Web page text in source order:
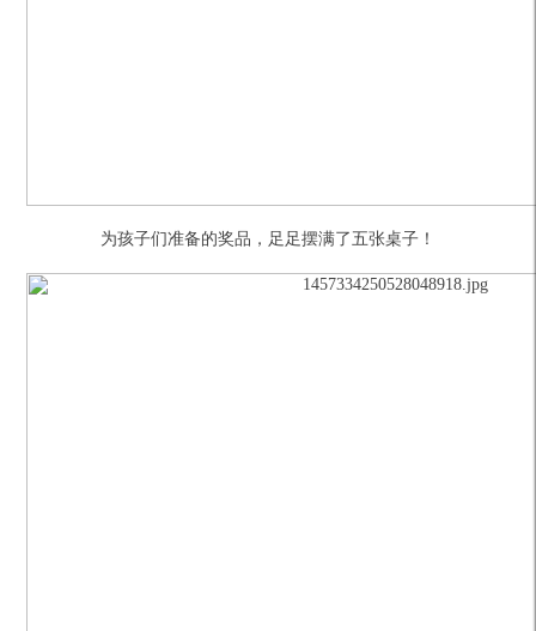
为孩子们准备的奖品，足足摆满了五张桌子！